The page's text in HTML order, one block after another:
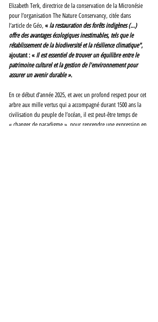
Elizabeth Terk, directrice de la conservation de la Micronésie
pour l’organisation The Nature Conservancy, citée dans
l’article de Géo, « la restauration des forêts indigènes (…)
offre des avantages écologiques inestimables, tels que le
rétablissement de la biodiversité et la résilience climatique",
ajoutant : « Il est essentiel de trouver un équilibre entre le
patrimoine culturel et la gestion de l'environnement pour
assurer un avenir durable ».
En ce début d’année 2025, et avec un profond respect pour cet
arbre aux mille vertus qui a accompagné durant 1500 ans la
civilisation du peuple de l’océan, il est peut-être temps de
« changer de paradigme », pour reprendre une expression en